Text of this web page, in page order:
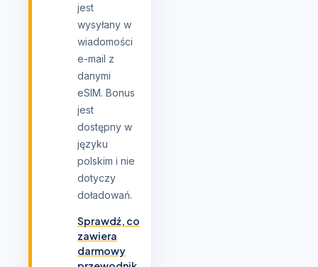
jest
wysyłany w
wiadomości
e-mail z
danymi
eSIM. Bonus
jest
dostępny w
języku
polskim i nie
dotyczy
doładowań.
Sprawdź, co
zawiera
darmowy